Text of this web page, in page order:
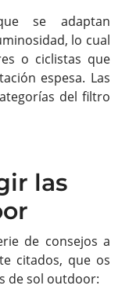
se adaptan
lo cual
o ciclistas que
espesa. Las
del filtro
las
de consejos a
citados, que os
de sol outdoor: